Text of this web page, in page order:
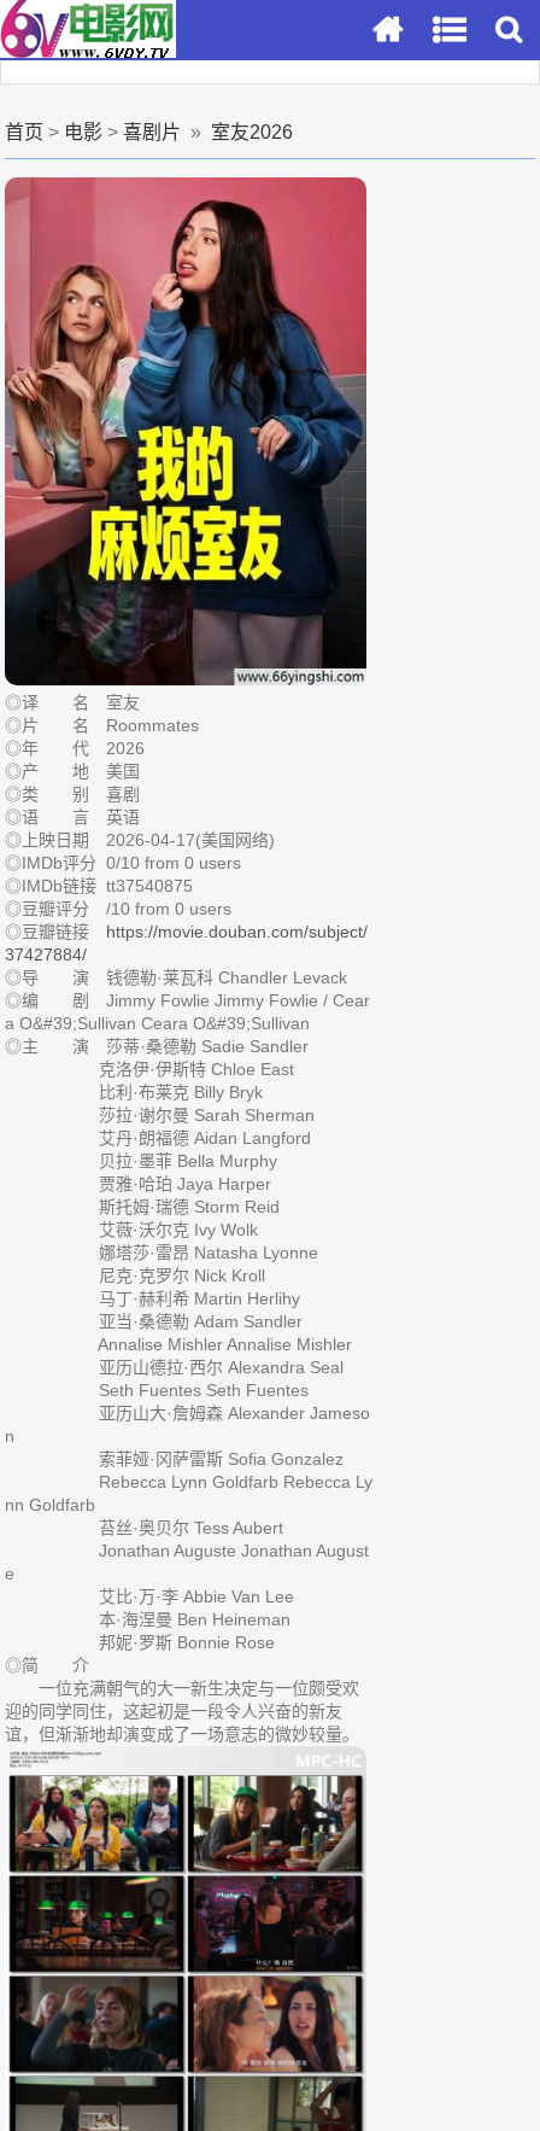
首页 > 电影 >喜剧片 » 室友2026
◎译 名 室友
◎片 名 Roommates
◎年 代 2026
◎产 地 美国
◎类 别 喜剧
◎语 言 英语
◎上映日期 2026-04-17(美国网络)
◎IMDb评分 0/10 from 0 users
◎IMDb链接 tt37540875
◎豆瓣评分 /10 from 0 users
◎豆瓣链接 https://movie.douban.com/subject/
37427884/
◎导 演 钱德勒·莱瓦科 Chandler Levack
◎编 剧 Jimmy Fowlie Jimmy Fowlie / Cear
a O&#39;Sullivan Ceara O&#39;Sullivan
◎主 演 莎蒂·桑德勒 Sadie Sandler
克洛伊·伊斯特 Chloe East
比利·布莱克 Billy Bryk
莎拉·谢尔曼 Sarah Sherman
艾丹·朗福德 Aidan Langford
贝拉·墨菲 Bella Murphy
贾雅·哈珀 Jaya Harper
斯托姆·瑞德 Storm Reid
艾薇·沃尔克 Ivy Wolk
娜塔莎·雷昂 Natasha Lyonne
尼克·克罗尔 Nick Kroll
马丁·赫利希 Martin Herlihy
亚当·桑德勒 Adam Sandler
Annalise Mishler Annalise Mishler
亚历山德拉·西尔 Alexandra Seal
Seth Fuentes Seth Fuentes
亚历山大·詹姆森 Alexander Jameso
n
索菲娅·冈萨雷斯 Sofia Gonzalez
Rebecca Lynn Goldfarb Rebecca Ly
nn Goldfarb
苔丝·奥贝尔 Tess Aubert
Jonathan Auguste Jonathan August
e
艾比·万·李 Abbie Van Lee
本·海涅曼 Ben Heineman
邦妮·罗斯 Bonnie Rose
◎简 介
一位充满朝气的大一新生决定与一位颇受欢
迎的同学同住，这起初是一段令人兴奋的新友
谊，但渐渐地却演变成了一场意志的微妙较量。